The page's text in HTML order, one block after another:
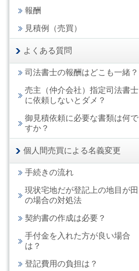
報酬
見積例（売買）
よくある質問
司法書士の報酬はどこも一緒？
売主（仲介会社）指定司法書士
に依頼しないとダメ？
御見積依頼に必要な書類は何で
すか？
個人間売買による名義変更
手続きの流れ
現状宅地だが登記上の地目が田
の場合の対処法
契約書の作成は必要？
手付金を入れた方が良い場合
は？
登記費用の負担は？